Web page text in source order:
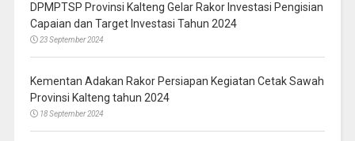
DPMPTSP Provinsi Kalteng Gelar Rakor Investasi Pengisian
Capaian dan Target Investasi Tahun 2024
23 September 2024
Kementan Adakan Rakor Persiapan Kegiatan Cetak Sawah
Provinsi Kalteng tahun 2024
18 September 2024